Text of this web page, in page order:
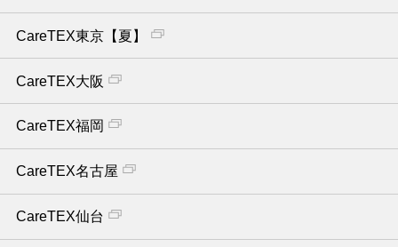
CareTEX東京【夏】
CareTEX大阪
CareTEX福岡
CareTEX名古屋
CareTEX仙台